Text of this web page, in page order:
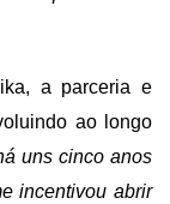
a parceria e
ao longo
uns cinco anos
incentivou abrir